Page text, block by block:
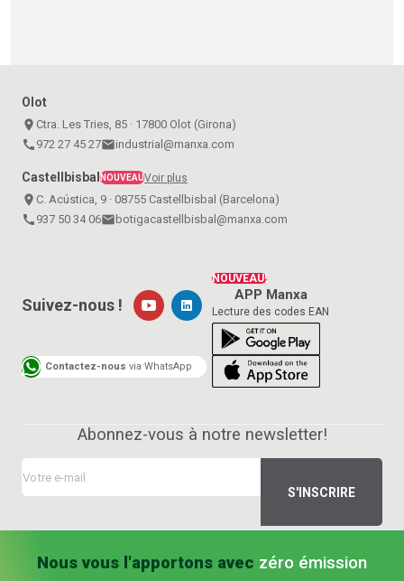
Olot
place Ctra. Les Tries, 85 · 17800 Olot (Girona)
call 972 27 45 27emailindustrial@manxa.com
Castellbisbal NOUVEAUVoir plus
place C. Acústica, 9 · 08755 Castellbisbal (Barcelona)
call 937 50 34 06email botigacastellbisbal@manxa.com
NOUVEAU!
APP Manxa
Lecture des codes EAN
Suivez-nous !
Contactez-nous via WhatsApp
Abonnez-vous à notre newsletter!
Nous vous l'apportons avec zéro émission